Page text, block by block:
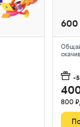
600
-
800